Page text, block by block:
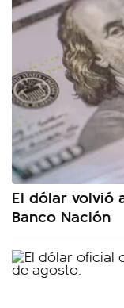
El dólar volvió
Banco Nación